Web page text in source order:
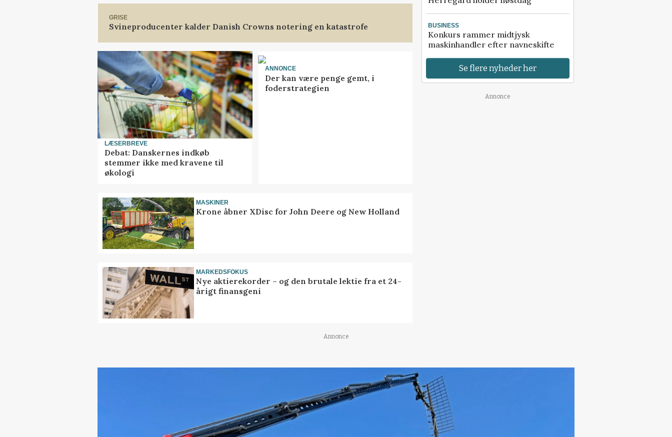
GRISE
Svineproducenter kalder Danish Crowns notering en katastrofe
LÆSERBREVE
Debat: Danskernes indkøb
stemmer ikke med kravene til
økologi
ANNONCE
Der kan være penge gemt, i
foderstrategien
MASKINER
Krone åbner XDisc for John Deere og New Holland
MARKEDSFOKUS
Nye aktierekorder – og den brutale lektie fra et 24-
årigt finansgeni
BUSINESS
Konkurs rammer midtjysk
maskinhandler efter navneskifte
Se flere nyheder her
Annonce
Annonce